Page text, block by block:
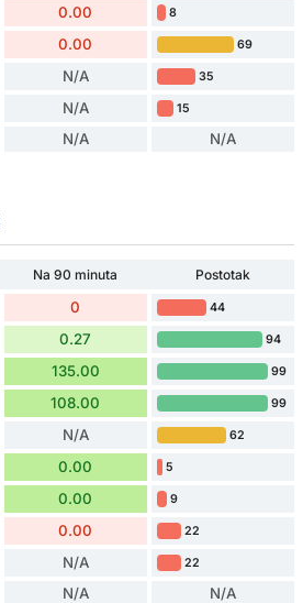
0.00 8
0.00 69
N/A 35
N/A 15
N/A N/A
Na 90 minuta
Postotak
0 44
0.27 94
135.00 99
108.00 99
N/A 62
0.00 5
0.00 9
0.00 22
N/A 22
N/A N/A